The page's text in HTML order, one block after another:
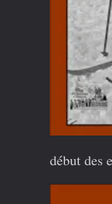
début des